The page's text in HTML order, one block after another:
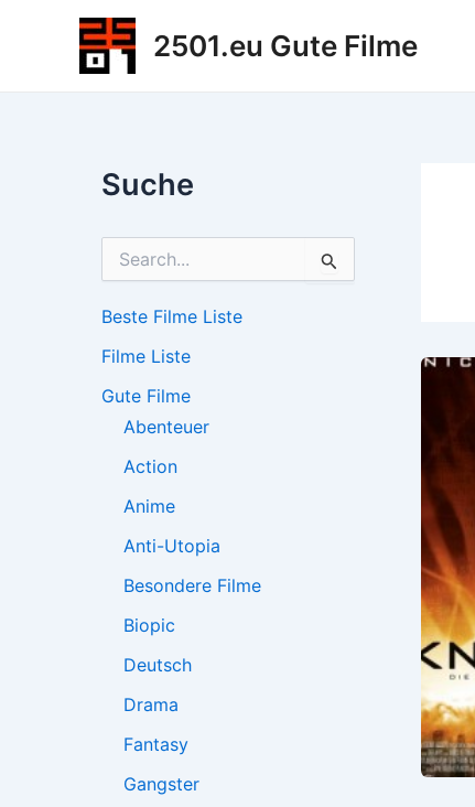
2501.eu Gute Filme
Suche
h
n
a
Beste Filme Liste
Filme Liste
Gute Filme
Abenteuer
Action
Anime
Anti-Utopia
Besondere Filme
Biopic
Deutsch
Drama
Fantasy
Gangster